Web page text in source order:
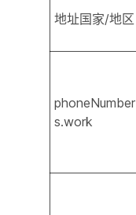
地址国家/地区
phoneNumber
s.work